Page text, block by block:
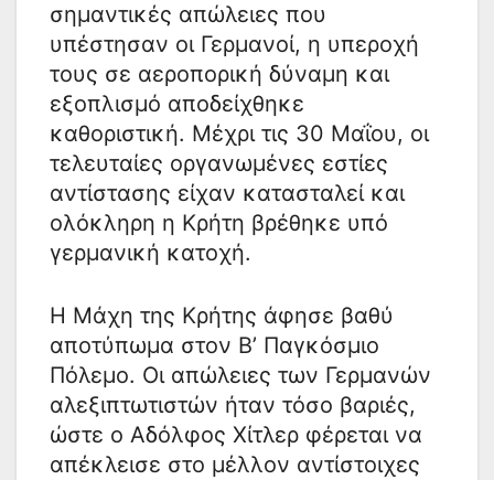
σημαντικές απώλειες που
υπέστησαν οι Γερμανοί, η υπεροχή
τους σε αεροπορική δύναμη και
εξοπλισμό αποδείχθηκε
καθοριστική. Μέχρι τις 30 Μαΐου, οι
τελευταίες οργανωμένες εστίες
αντίστασης είχαν κατασταλεί και
ολόκληρη η Κρήτη βρέθηκε υπό
γερμανική κατοχή.
Η Μάχη της Κρήτης άφησε βαθύ
αποτύπωμα στον Β’ Παγκόσμιο
Πόλεμο. Οι απώλειες των Γερμανών
αλεξιπτωτιστών ήταν τόσο βαριές,
ώστε ο Αδόλφος Χίτλερ φέρεται να
απέκλεισε στο μέλλον αντίστοιχες